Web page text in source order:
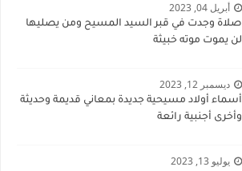
أبريل 04, 2023
صلاة وجدت في قبر السيد المسيح ومن يصليها
لن يموت موته خبيثة
ديسمبر 12, 2023
أسماء أولاد مسيحية جديدة بمعاني قديمة وحديثة
وأخرى أجنبية رائعة
يوليو 13, 2023